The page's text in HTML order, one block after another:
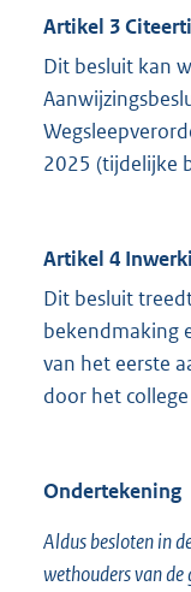
Artikel 3
Dit besluit kan
2025 (tijdelijke
Artikel 4
Dit besluit
bekendmaking
van het eerste
door het
Ondertekening
Aldus besloten in
wethouders van